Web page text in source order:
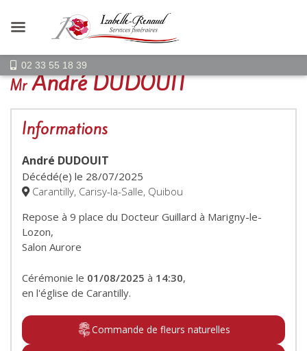
02 33 55 18 39
MrAndré DUDOUIT
Informations
André DUDOUIT
Décédé(e) le 28/07/2025
Carantilly, Carisy-la-Salle, Quibou
Repose à 9 place du Docteur Guillard à Marigny-le-
Lozon,
Salon Aurore
Cérémonie le 01/08/2025 à 14:30,
en l'église de Carantilly.
Commande de fleurs naturelles